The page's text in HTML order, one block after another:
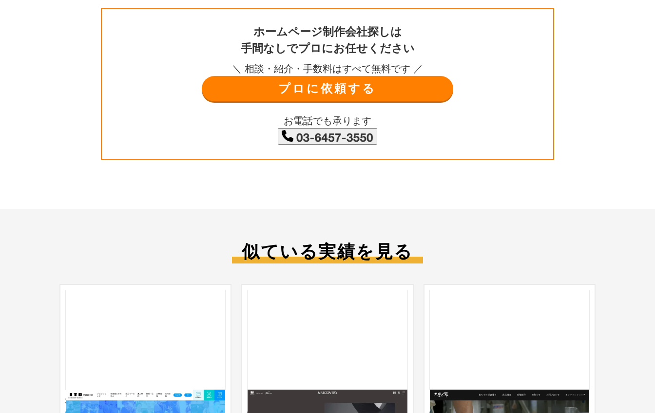
ホームページ制作会社探しは
手間なしでプロにお任せください
＼ 相談・紹介・手数料はすべて無料です ／
プロに依頼する
お電話でも承ります
似ている実績を見る
株式会社伊藤鐵工所様 ブランド構築 ワコール「＆RECOVERY」WEB 大豆乃館 | 栃木県宇都宮市の手作り豆腐店